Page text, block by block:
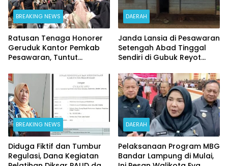
BREAKING NEWS
Ratusan Tenaga Honorer
Geruduk Kantor Pemkab
Pesawaran, Tuntut
Waktu
DAERAH
Janda Lansia di Pesawaran
Setengah Abad Tinggal
Sendiri di Gubuk Reyot
BREAKING NEWS
Diduga Fiktif dan Tumbur
Regulasi, Dana Kegiatan
DAERAH
Pelaksanaan Program MBG
Bandar Lampung di Mulai,